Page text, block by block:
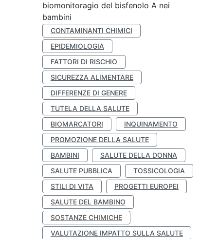
biomonitoragio del bisfenolo A nei
bambini
CONTAMINANTI CHIMICI
EPIDEMIOLOGIA
FATTORI DI RISCHIO
SICUREZZA ALIMENTARE
DIFFERENZE DI GENERE
TUTELA DELLA SALUTE
BIOMARCATORI
INQUINAMENTO
PROMOZIONE DELLA SALUTE
BAMBINI
SALUTE DELLA DONNA
SALUTE PUBBLICA
TOSSICOLOGIA
STILI DI VITA
PROGETTI EUROPEI
SALUTE DEL BAMBINO
SOSTANZE CHIMICHE
VALUTAZIONE IMPATTO SULLA SALUTE